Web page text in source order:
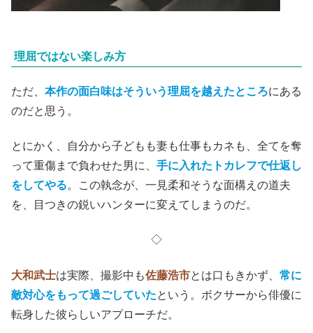
理屈ではない楽しみ方
ただ、 本作の面白味はそういう理屈を越えたところにある
のだと思う。
とにかく、自分から子どもも妻も仕事もカネも、全てを奪
って重傷まで負わせた男に、 手に入れたトカレフで仕返し
をしてやる。この執念が、一見柔和そうな面構えの道夫
を、目つきの鋭いハンターに変えてしまうのだ。
◇
大和武士は実際、撮影中も佐藤浩市とは口もきかず、 常に
敵対心をもって過ごしていたという。ボクサーから俳優に
転身した彼らしいアプローチだ。